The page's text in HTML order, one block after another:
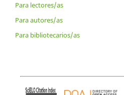
Para lectores/as
Para autores/as
Para bibliotecarios/as